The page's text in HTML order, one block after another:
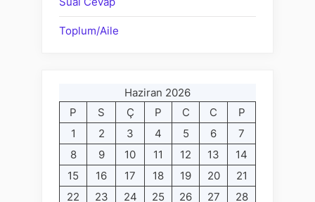
Toplum/Aile
Haziran 2026
P
S Ç P C C
P
1
2 3 4 5 6
7
8
9 10 11 12 13
14
15
16 17 18 19 20
21
22
23 24 25 26 27 28